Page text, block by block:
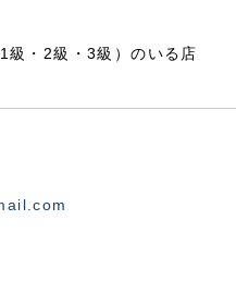
・2級・3級）のいる店